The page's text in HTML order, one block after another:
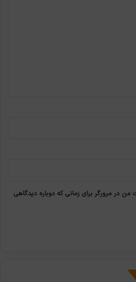
من در مرورگر برای زمانی که دوباره دیدگاهی